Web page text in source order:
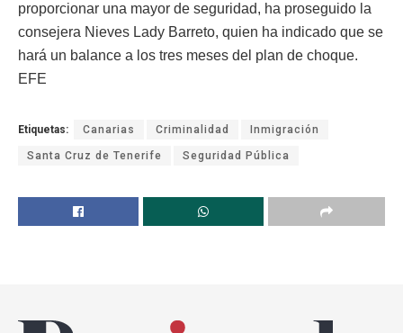
proporcionar una mayor de seguridad, ha proseguido la
consejera Nieves Lady Barreto, quien ha indicado que se
hará un balance a los tres meses del plan de choque.
EFE
Etiquetas: Canarias Criminalidad Inmigración
Santa Cruz de Tenerife Seguridad Pública